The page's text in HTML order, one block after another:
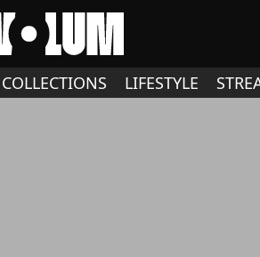
COLLECTIONS LIFESTYLE